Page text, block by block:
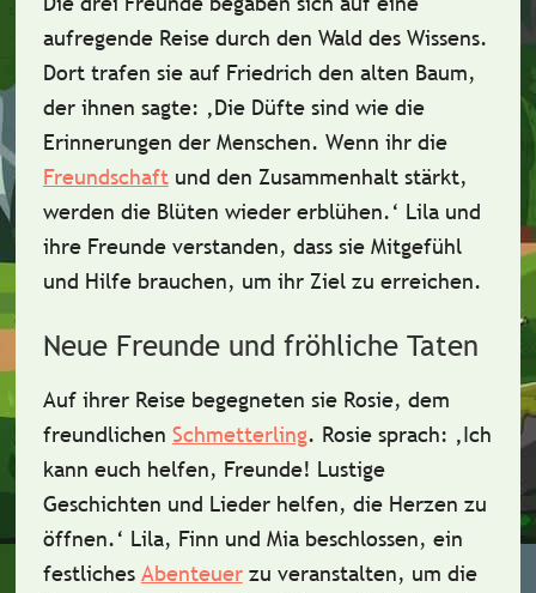
aufregende Reise durch den Wald des Wissens.
Dort trafen sie auf Friedrich den alten Baum,
der ihnen sagte: ‚Die Düfte sind wie die
Erinnerungen der Menschen. Wenn ihr die
Freundschaftund den Zusammenhaltstärkt,
werden die Blüten wieder erblühen.‘ Lila und
ihre Freunde verstanden, dass sie Mitgefühl
und Hilfebrauchen, um ihr Ziel zu erreichen.
Neue Freunde und fröhliche Taten
Auf ihrer Reise begegneten sie Rosie, dem
freundlichen Schmetterling. Rosie sprach: ‚Ich
kann euch helfen, Freunde! Lustige
Geschichten und Lieder helfen, die Herzen zu
öffnen.‘ Lila, Finn und Mia beschlossen, ein
festliches Abenteuerzu veranstalten, um die